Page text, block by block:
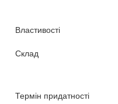
Властивості
Склад
Термін придатності